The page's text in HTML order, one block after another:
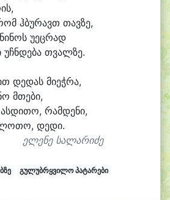
ჰბურავთ თავზე,
ნოს უეცრად
დება თვალზე.
დედას მიეჭრა,
მთები,
დითო, რამდენი,
თო, დედი.
ელენე სალარიძე
გულუბრყვილო პატარები